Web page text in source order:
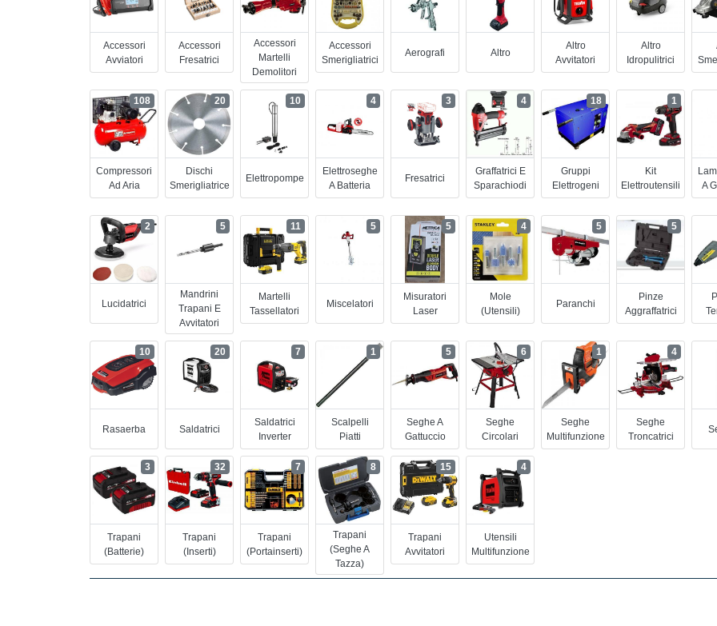
Accessori
Avviatori
Accessori
Fresatrici
Accessori
Martelli
Demolitori
Accessori
Smerigliatrici
Aerografi Altro
Altro
Avvitatori
Altro
Idropulitrici
Compressori
Ad Aria
108
Dischi
Smerigliatrice
20
Elettropompe
10
Elettroseghe
A Batteria
4
Fresatrici
3
Graffatrici E
Sparachiodi
4
Gruppi
Elettrogeni
18
Kit
Elettroutensili
1
A
Lucidatrici
2
Mandrini
Trapani E
Avvitatori
5
Martelli
Tassellatori
11
Miscelatori
5
Misuratori
Laser
5
Mole
(utensili)
4
Paranchi
5
Pinze
Aggraffatrici
5
Rasaerba
10
Saldatrici
20
Saldatrici
Inverter
7
Scalpelli
Piatti
1
Seghe A
Gattuccio
5
Seghe
Circolari
6
Seghe
Multifunzione
1
Seghe
Troncatrici
4
Trapani
(batterie)
3
Trapani
(inserti)
32
Trapani
(portainserti)
7
Trapani
(seghe A
Tazza)
8
Trapani
Avvitatori
15
Utensili
Multifunzione
4